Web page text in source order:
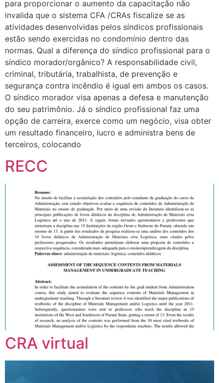
para proporcionar o aumento da capacitação não
invalida que o sistema CFA /CRAs fiscalize se as
atividades desenvolvidas pelos síndicos profissionais
estão sendo exercidas no condomínio dentro das
normas. Qual a diferença do síndico profissional para o
síndico morador/orgânico? A responsabilidade civil,
criminal, tributária, trabalhista, de prevenção e
segurança contra incêndio é igual em ambos os casos.
O síndico morador visa apenas a defesa e manutenção
do seu patrimônio. Já o síndico profissional faz uma
opção de carreira, exerce como um negócio, visa obter
um resultado financeiro, lucro e administra bens de
terceiros, colocando
RECC
CRA virtual